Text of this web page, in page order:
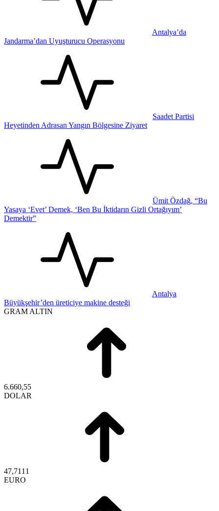
Antalya’da
Jandarma’dan Uyuşturucu Operasyonu
Saadet Partisi
Heyetinden Adrasan Yangın Bölgesine Ziyaret
Ümit Özdağ, “Bu
Yasaya ‘Evet’ Demek, ‘Ben Bu İktidarın Gizli Ortağıyım’
Demektir”
Antalya
Büyükşehir’den üreticiye makine desteği
GRAM ALTIN
6.660,55
DOLAR
47,7111
EURO